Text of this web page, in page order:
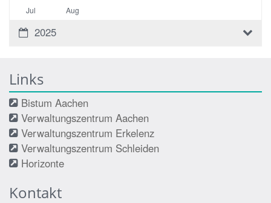
Jul
Aug
2025
Links
Bistum Aachen
Verwaltungszentrum Aachen
Verwaltungszentrum Erkelenz
Verwaltungszentrum Schleiden
Horizonte
Kontakt